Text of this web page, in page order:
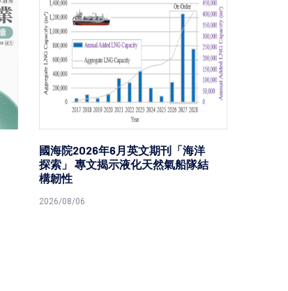
國海院2026年6月英文期刊「海洋
探索」 專文揭示液化天然氣船隊結
構韌性
2026/08/06